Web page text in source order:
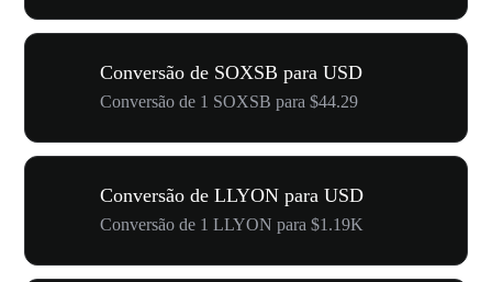
Conversão de SOXSB para USD
Conversão de 1 SOXSB para $44.29
Conversão de LLYON para USD
Conversão de 1 LLYON para $1.19K